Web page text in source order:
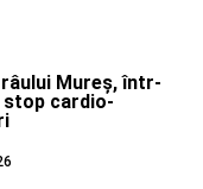
Mureș, într-
stop cardio-